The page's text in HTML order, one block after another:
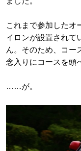
これまで参加したオ
イロンが設置されて
ん。そのため、コー
念入りにコースを頭
……が。